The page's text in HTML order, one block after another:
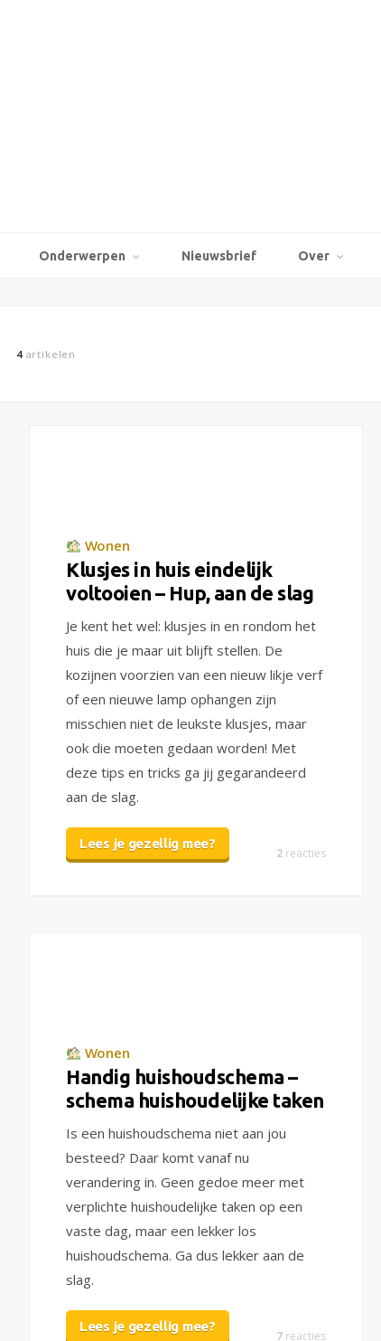
Onderwerpen Nieuwsbrief Over
4artikelen
Wonen
Klusjes in huis eindelijk
voltooien – Hup, aan de slag
Je kent het wel: klusjes in en rondom het
huis die je maar uit blijft stellen. De
kozijnen voorzien van een nieuw likje verf
of een nieuwe lamp ophangen zijn
misschien niet de leukste klusjes, maar
ook die moeten gedaan worden! Met
deze tips en tricks ga jij gegarandeerd
aan de slag.
Lees je gezellig mee?
2 reacties
Wonen
Handig huishoudschema –
schema huishoudelijke taken
Is een huishoudschema niet aan jou
besteed? Daar komt vanaf nu
verandering in. Geen gedoe meer met
verplichte huishoudelijke taken op een
vaste dag, maar een lekker los
huishoudschema. Ga dus lekker aan de
slag.
Lees je gezellig mee?
7 reacties